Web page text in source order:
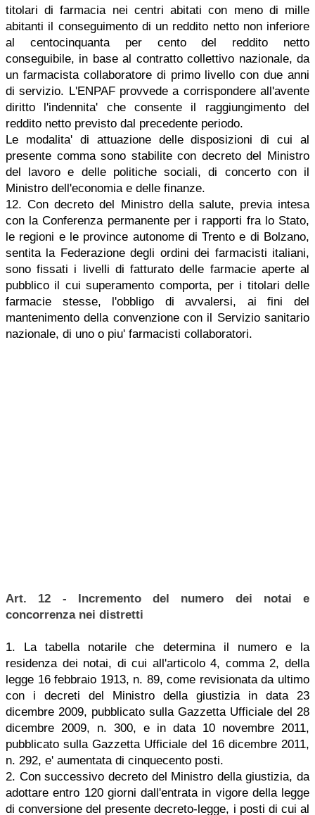
titolari di farmacia nei centri abitati con meno di mille
abitanti il conseguimento di un reddito netto non inferiore
al centocinquanta per cento del reddito netto
conseguibile, in base al contratto collettivo nazionale, da
un farmacista collaboratore di primo livello con due anni
di servizio. L'ENPAF provvede a corrispondere all'avente
diritto l'indennita' che consente il raggiungimento del
reddito netto previsto dal precedente periodo.
Le modalita' di attuazione delle disposizioni di cui al
presente comma sono stabilite con decreto del Ministro
del lavoro e delle politiche sociali, di concerto con il
Ministro dell'economia e delle finanze.
12. Con decreto del Ministro della salute, previa intesa
con la Conferenza permanente per i rapporti fra lo Stato,
le regioni e le province autonome di Trento e di Bolzano,
sentita la Federazione degli ordini dei farmacisti italiani,
sono fissati i livelli di fatturato delle farmacie aperte al
pubblico il cui superamento comporta, per i titolari delle
farmacie stesse, l'obbligo di avvalersi, ai fini del
mantenimento della convenzione con il Servizio sanitario
nazionale, di uno o piu' farmacisti collaboratori.
Art. 12 - Incremento del numero dei notai e
concorrenza nei distretti
1. La tabella notarile che determina il numero e la
residenza dei notai, di cui all'articolo 4, comma 2, della
legge 16 febbraio 1913, n. 89, come revisionata da ultimo
con i decreti del Ministro della giustizia in data 23
dicembre 2009, pubblicato sulla Gazzetta Ufficiale del 28
dicembre 2009, n. 300, e in data 10 novembre 2011,
pubblicato sulla Gazzetta Ufficiale del 16 dicembre 2011,
n. 292, e' aumentata di cinquecento posti.
2. Con successivo decreto del Ministro della giustizia, da
adottare entro 120 giorni dall'entrata in vigore della legge
di conversione del presente decreto-legge, i posti di cui al